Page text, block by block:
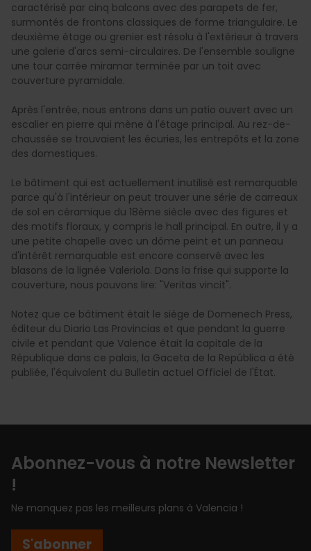
caractérisé par cinq balcons avec des parapets de fer,
surmontés de frontons classiques de forme triangulaire. Le
deuxième étage ou grenier est résolu à l'extérieur à travers
une galerie d'arcs semi-circulaires. De l'ensemble souligne
une tour carrée miramar terminée par un toit avec
couverture pyramidale.
Après l'entrée, nous entrons dans un patio ouvert avec un
escalier en pierre qui mène à l'étage principal. Au rez-de-
chaussée se trouvaient les écuries, les entrepôts et la zone
des domestiques.
Le bâtiment qui est actuellement inutilisé est remarquable
parce qu'à l'intérieur on peut trouver une série de carreaux
de sol en céramique du 18ème siècle avec des figures et
des motifs floraux, y compris le hall principal. En outre, il y a
une petite chapelle avec un dôme peint et un panneau
d'intérêt remarquable est encore conservé avec les
blasons de la lignée Valeriola. Dans la frise qui supporte la
couverture, nous pouvons lire: "Veritas vincit".
Notez que ce bâtiment était le siège de Domenech Press,
éditeur du Diario Las Provincias et que pendant la guerre
civile et pendant que Valence était la capitale de la
République dans ce palais, la Gaceta de la República a été
publiée, l'équivalent du Bulletin actuel Officiel de l'État.
Abonnez-vous à notre Newsletter
!
Ne manquez pas les meilleurs plans à Valencia !
S'abonner